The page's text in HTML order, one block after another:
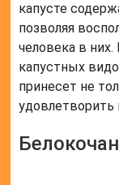
капусте
позволяя
человека в
капустных
принесет не
удовлетворить